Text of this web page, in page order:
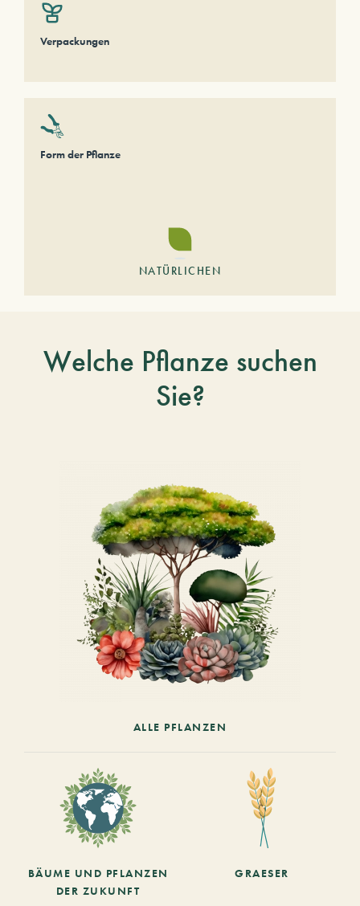
Verpackungen
Form der Pflanze
NATÜRLICHEN
Welche Pflanze suchen
Sie?
ALLE PFLANZEN
BÄUME UND PFLANZEN
DER ZUKUNFT
GRAESER